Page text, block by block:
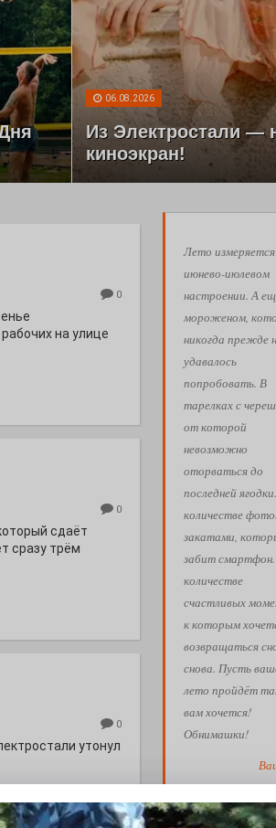
06.08.2026
Из Электростали —
киноэкран!
Лето
июнево-июлевом
настроении. А
мороженом,
никогда прежде
удавалось
попробовать. В
тарелках с
от которой
невозможно
оторваться до
последней
количестве
закатами,
забит
количестве
счастливых
к которым
возвращаться
снова. Пусть
лето пройдёт
вам хочется!
Обнимашки!
АФИША
0
на улице
0
сдаёт
сразу трём
0
утонул